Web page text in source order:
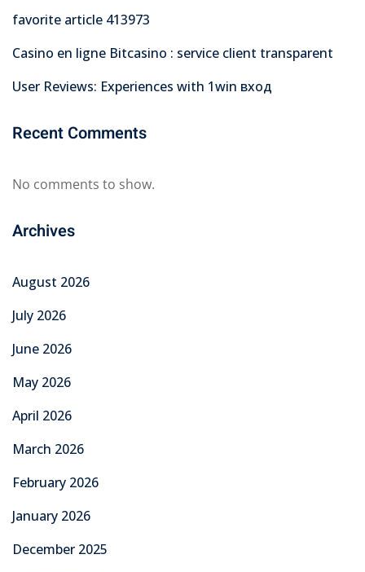
favorite article 413973
Casino en ligne Bitcasino : service client transparent
User Reviews: Experiences with 1win вход
Recent Comments
No comments to show.
Archives
August 2026
July 2026
June 2026
May 2026
April 2026
March 2026
February 2026
January 2026
December 2025